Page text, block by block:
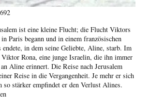
ist eine kleine Flucht; die Flucht Viktors
Paris begann und in einem französischen
endete, in dem seine Geliebte, Aline, starb. Im
Rona, eine junge Israelin, die ihn immer
Aline erinnert. Die Reise nach Jerusalem
Reise in die Vergangenheit. Je mehr er sich
so stärker empfindet er den Verlust Alines.